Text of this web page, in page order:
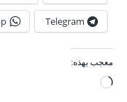
Telegram
معجب بهذه:
ج